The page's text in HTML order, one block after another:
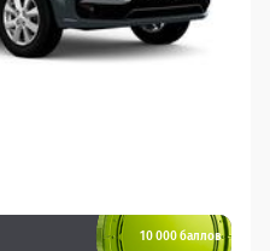
10 000 баллов